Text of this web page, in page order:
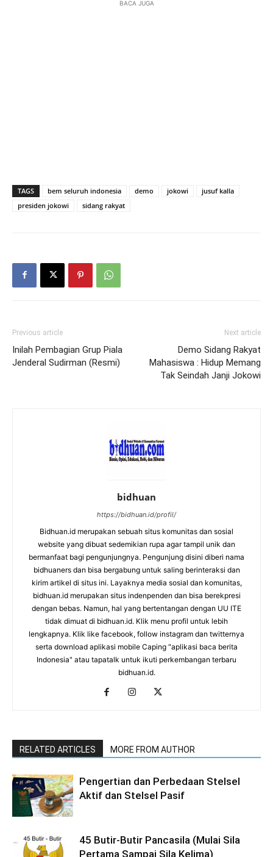
BACA JUGA
TAGS bem seluruh indonesia demo jokowi
jusuf kalla
presiden jokowi
sidang rakyat
Previous article
Inilah Pembagian Grup Piala
Jenderal Sudirman (Resmi)
Next article
Demo Sidang Rakyat
Mahasiswa : Hidup Memang
Tak Seindah Janji Jokowi
bidhuan
https://bidhuan.id/profil/
Bidhuan.id merupakan sebuah situs komunitas dan sosial
website yang dibuat sedemikian rupa agar tampil unik dan
bermanfaat bagi pengunjungnya. Pengunjung disini diberi nama
bidhuaners dan bisa bergabung untuk saling berinteraksi dan
kirim artikel di situs ini. Layaknya media sosial dan komunitas,
bidhuan.id merupakan situs indenpenden dan bisa berekpresi
dengan bebas. Namun, hal yang bertentangan dengan UU ITE
tidak dimuat di bidhuan.id. Klik menu profil untuk lebih
lengkapnya. Klik like facebook, follow instagram dan twitternya
serta download aplikasi mobile Caping "aplikasi baca berita
Indonesia" atau tapatalk untuk ikuti perkembangan terbaru
bidhuan.id.
RELATED ARTICLES MORE FROM AUTHOR
Pengertian dan Perbedaan Stelsel
Aktif dan Stelsel Pasif
45 Butir-Butir Pancasila (Mulai Sila
Pertama Sampai Sila Kelima)